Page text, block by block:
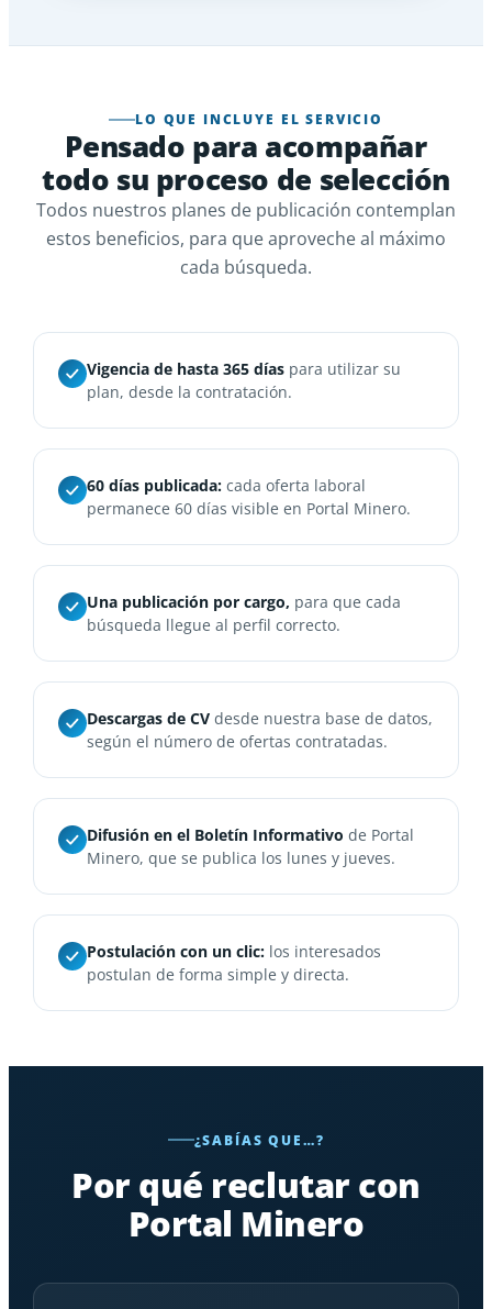
LO QUE INCLUYE EL SERVICIO
Pensado para acompañar
todo su proceso de selección
Todos nuestros planes de publicación contemplan
estos beneficios, para que aproveche al máximo
cada búsqueda.
Vigencia de hasta 365 díaspara utilizar su
plan, desde la contratación.
60 días publicada:cada oferta laboral
permanece 60 días visible en Portal Minero.
Una publicación por cargo, para que cada
búsqueda llegue al perfil correcto.
Descargas de CVdesde nuestra base de datos,
según el número de ofertas contratadas.
Difusión en el Boletín Informativo de Portal
Minero, que se publica los lunes y jueves.
Postulación con un clic:los interesados
postulan de forma simple y directa.
¿SABÍAS QUE…?
Por qué reclutar con
Portal Minero